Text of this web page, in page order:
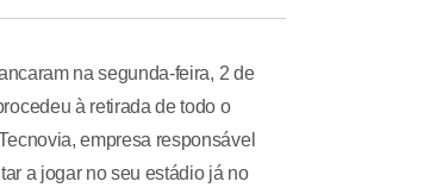
na segunda-feira, 2 de
à retirada de todo o
empresa responsável
a jogar no seu estádio já no